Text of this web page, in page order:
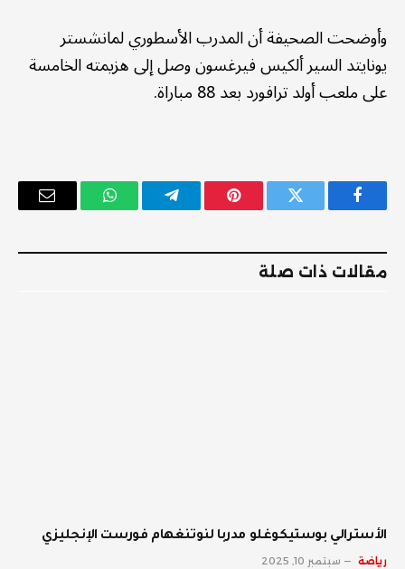
وأوضحت الصحيفة أن المدرب الأسطوري لمانشستر
يونايتد السير ألكيس فيرغسون وصل إلى هزيمته الخامسة
على ملعب أولد ترافورد بعد 88 مباراة.
فيسبوك تويتر بينتيريستتيلقرام واتساب
البريد
مقالات ذات صلة
الأسترالي بوستيكوغلو مدربا لنوتنغهام فورست الإنجليزي
رياضة سبتمبر 10, 2025